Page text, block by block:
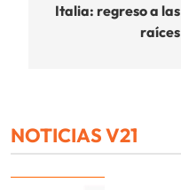
de
Italia: regreso a las
raíces
NOTICIAS V21